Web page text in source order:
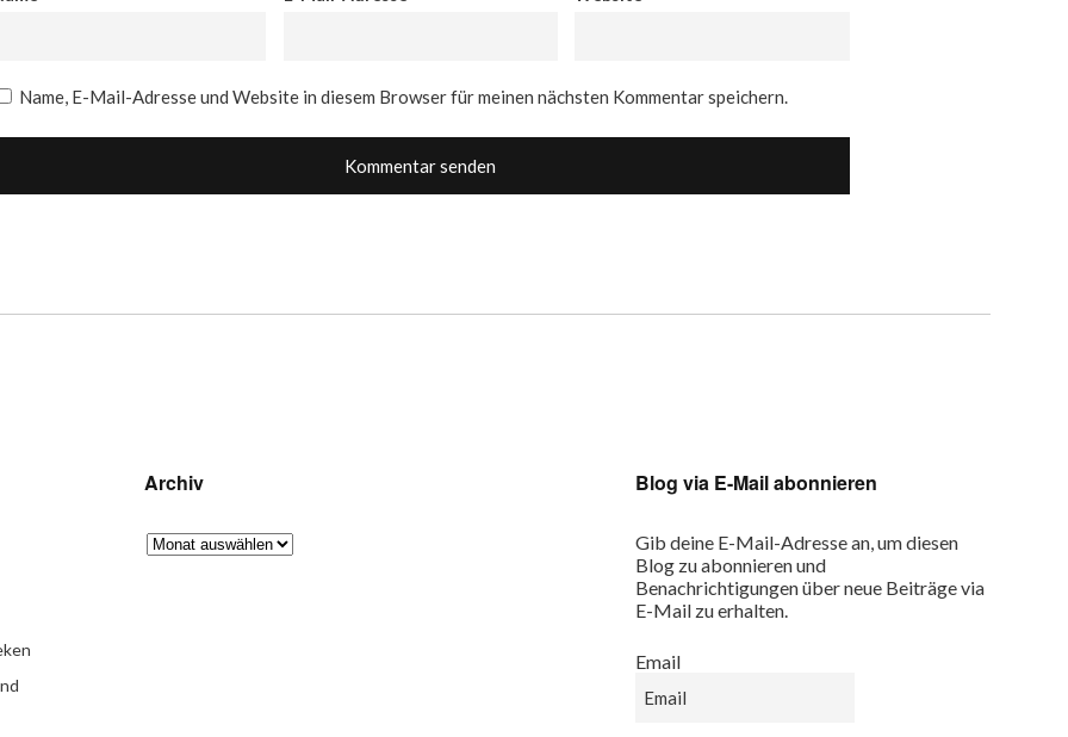
Name, E-Mail-Adresse und Website in diesem Browser für meinen nächsten Kommentar speichern.
Archiv Blog via E-Mail abonnieren
Gib deine E-Mail-Adresse an, um diesen
Blog zu abonnieren und
Benachrichtigungen über neue Beiträge via
E-Mail zu erhalten.
Email